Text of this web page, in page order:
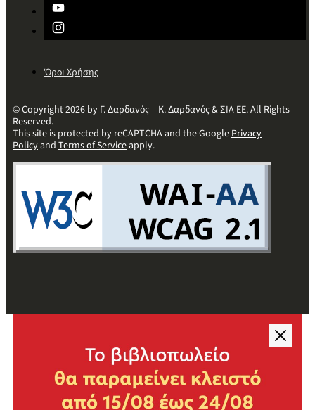
Όροι Χρήσης
© Copyright 2026 by Γ. Δαρδανός – Κ. Δαρδανός & ΣΙΑ ΕΕ. All Rights
Reserved.
This site is protected by reCAPTCHA and the GooglePrivacy
Policyand Terms of Serviceapply.